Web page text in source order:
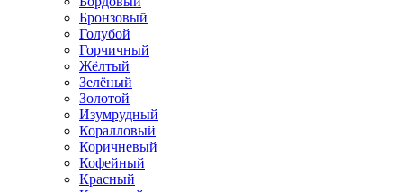
Бронзовый
Голубой
Горчичный
Жёлтый
Зелёный
Золотой
Изумрудный
Коралловый
Коричневый
Кофейный
Красный